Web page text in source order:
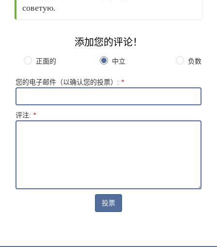
советую.
添加您的评论！
正面的 中立 负数
您的电子邮件（以确认您的投票） : *
评注: *